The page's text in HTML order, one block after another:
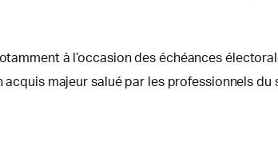
à l’occasion des échéances
majeur salué par les professionnels du